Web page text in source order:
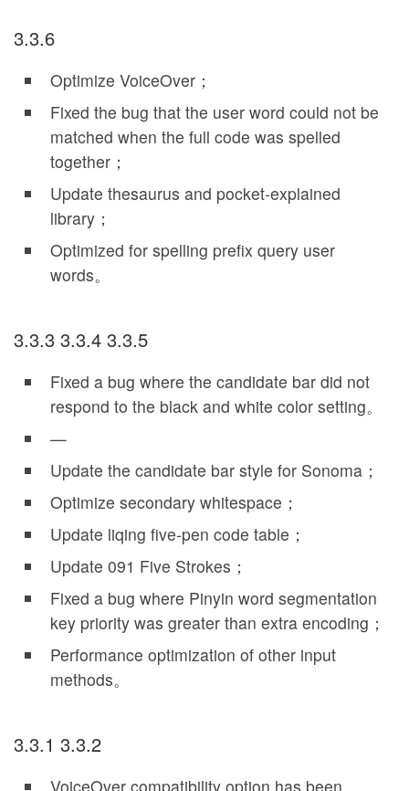
3.3.6
Optimize VoiceOver；
Fixed the bug that the user word could not be
matched when the full code was spelled
together；
Update thesaurus and pocket-explained
library；
Optimized for spelling prefix query user
words。
3.3.3 3.3.4 3.3.5
Fixed a bug where the candidate bar did not
respond to the black and white color setting。
—
Update the candidate bar style for Sonoma；
Optimize secondary whitespace；
Update liqing five-pen code table；
Update 091 Five Strokes；
Fixed a bug where Pinyin word segmentation
key priority was greater than extra encoding；
Performance optimization of other input
methods。
3.3.1 3.3.2
VoiceOver compatibility option has been